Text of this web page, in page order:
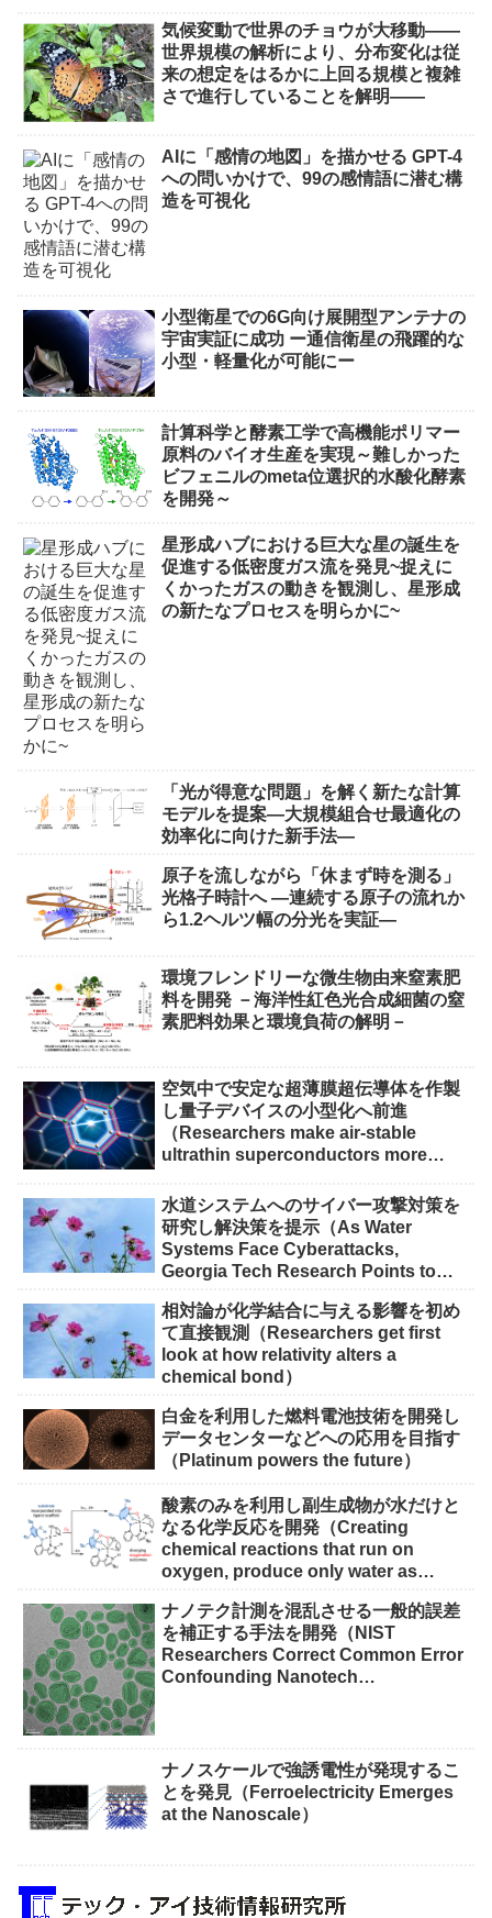
気候変動で世界のチョウが大移動――
世界規模の解析により、分布変化は従
来の想定をはるかに上回る規模と複雑
さで進行していることを解明――
AIに「感情の地図」を描かせる GPT-4
への問いかけで、99の感情語に潜む構
造を可視化
小型衛星での6G向け展開型アンテナの
宇宙実証に成功 ー通信衛星の飛躍的な
小型・軽量化が可能にー
計算科学と酵素工学で高機能ポリマー
原料のバイオ生産を実現～難しかった
ビフェニルのmeta位選択的水酸化酵素
を開発～
星形成ハブにおける巨大な星の誕生を
促進する低密度ガス流を発見~捉えに
くかったガスの動きを観測し、星形成
の新たなプロセスを明らかに~
「光が得意な問題」を解く新たな計算
モデルを提案―大規模組合せ最適化の
効率化に向けた新手法―
原子を流しながら「休まず時を測る」
光格子時計へ ―連続する原子の流れか
ら1.2ヘルツ幅の分光を実証―
環境フレンドリーな微生物由来窒素肥
料を開発 －海洋性紅色光合成細菌の窒
素肥料効果と環境負荷の解明－
空気中で安定な超薄膜超伝導体を作製
し量子デバイスの小型化へ前進
（Researchers make air-stable
ultrathin superconductors more
水道システムへのサイバー攻撃対策を
研究し解決策を提示（As Water
Systems Face Cyberattacks,
Georgia Tech Research Points to
相対論が化学結合に与える影響を初め
て直接観測（Researchers get first
look at how relativity alters a
chemical bond）
白金を利用した燃料電池技術を開発し
データセンターなどへの応用を目指す
（Platinum powers the future）
酸素のみを利用し副生成物が水だけと
なる化学反応を開発（Creating
chemical reactions that run on
oxygen, produce only water as
ナノテク計測を混乱させる一般的誤差
を補正する手法を開発（NIST
Researchers Correct Common Error
Confounding Nanotech
ナノスケールで強誘電性が発現するこ
とを発見（Ferroelectricity Emerges
at the Nanoscale）